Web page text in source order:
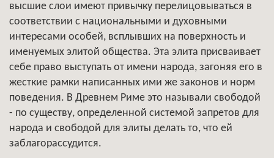
высшие слои имеют привычку перелицовываться в
соответствии с национальными и духовными
интересами особей, всплывших на поверхность и
именуемых элитой общества. Эта элита присваивает
себе право выступать от имени народа, загоняя его в
жесткие рамки написанных ими же законов и норм
поведения. В Древнем Риме это называли свободой
- по существу, определенной системой запретов для
народа и свободой для элиты делать то, что ей
заблагорассудится.